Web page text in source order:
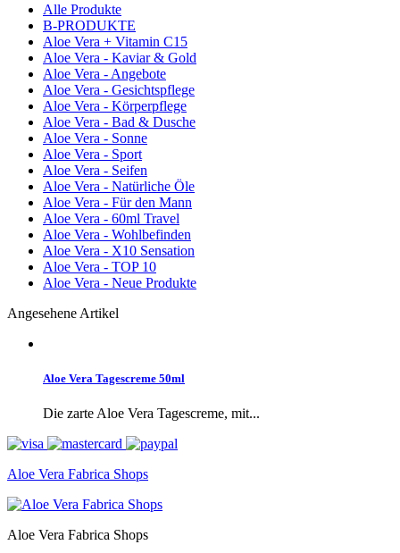
Alle Produkte
B-PRODUKTE
Aloe Vera + Vitamin C15
Aloe Vera - Kaviar & Gold
Aloe Vera - Angebote
Aloe Vera - Gesichtspflege
Aloe Vera - Körperpflege
Aloe Vera - Bad & Dusche
Aloe Vera - Sonne
Aloe Vera - Sport
Aloe Vera - Seifen
Aloe Vera - Natürliche Öle
Aloe Vera - Für den Mann
Aloe Vera - 60ml Travel
Aloe Vera - Wohlbefinden
Aloe Vera - X10 Sensation
Aloe Vera - TOP 10
Aloe Vera - Neue Produkte
Angesehene Artikel
Aloe Vera Tagescreme 50ml
Die zarte Aloe Vera Tagescreme, mit...
Aloe Vera Fabrica Shops
Aloe Vera Fabrica Shops